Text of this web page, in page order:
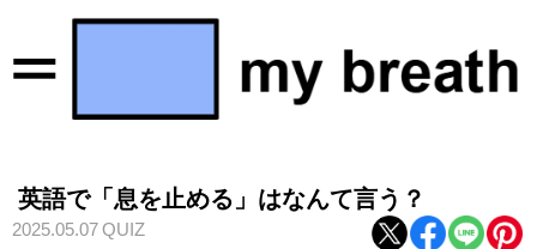
英語で「息を止める」はなんて言う？
2025.05.07QUIZ